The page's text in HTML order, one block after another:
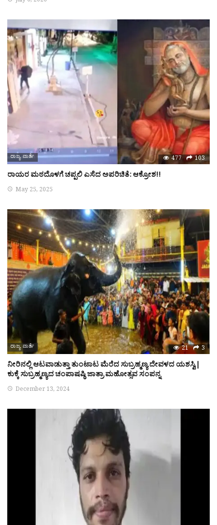
ರಾಜ್ಯ ವಾರ್ತೆ 477 103
ರಾಯರ ಮಠದೊಳಗೆ ಚಪ್ಪಲಿ ಎಸೆದ ಅಪರಿಚಿತೆ: ಆಕ್ರೋಶ!!
May 25, 2025
ರಾಜ್ಯ ವಾರ್ತೆ 21 3
ನೀರಿನಲ್ಲಿ ಆಟವಾಡುತ್ತಾ ತುಂಟಾಟ ಮೆರೆದ ಸುಬ್ರಹ್ಮಣ್ಯ ದೇವಳದ ಯಶಸ್ವಿ|
ಕುಕ್ಕೆ ಸುಬ್ರಹ್ಮಣ್ಯದ ಚಂಪಾಷಷ್ಠಿ ಜಾತ್ರಾ ಮಹೋತ್ಸವ ಸಂಪನ್ನ
December 13, 2024